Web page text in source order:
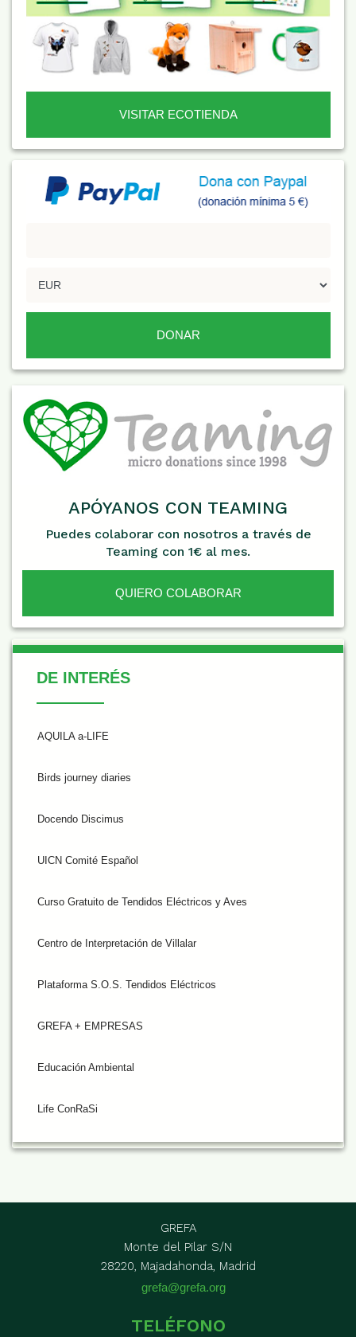
VISITAR ECOTIENDA
APÓYANOS CON TEAMING
Puedes colaborar con nosotros a través de
Teaming con 1€ al mes.
QUIERO COLABORAR
De Interés
DE INTERÉS
AQUILA a-LIFE
Birds journey diaries
Docendo Discimus
UICN Comité Español
Curso Gratuito de Tendidos Eléctricos y Aves
Centro de Interpretación de Villalar
Plataforma S.O.S. Tendidos Eléctricos
GREFA + EMPRESAS
Educación Ambiental
Life ConRaSi
GREFA
Monte del Pilar S/N
28220, Majadahonda, Madrid
grefa@grefa.org
TELÉFONO